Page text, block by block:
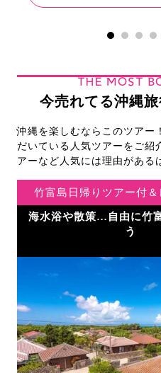
THE MOST
今売れてる沖縄
沖縄を楽しむならこのツアー
だいている人気ツアーをご紹
アーなど人気には理由がある
竹富島日帰りツアー付
海水浴や散策…自由に竹
う